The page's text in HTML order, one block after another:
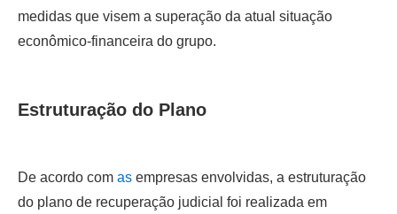
medidas que visem a superação da atual situação
econômico-financeira do grupo.
Estruturação do Plano
De acordo com as empresas envolvidas, a estruturação
do plano de recuperação judicial foi realizada em